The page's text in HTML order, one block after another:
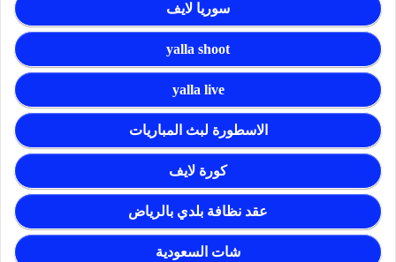
سوريا لايف
yalla shoot
yalla live
الاسطورة لبث المباريات
كورة لايف
عقد نظافة بلدي بالرياض
شات السعودية